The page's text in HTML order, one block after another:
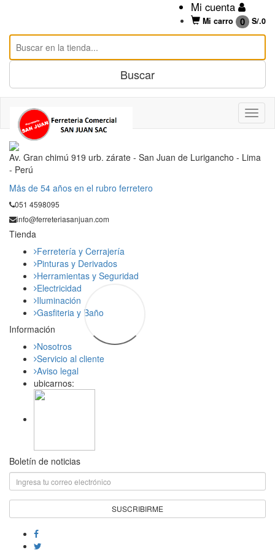
Mi cuenta
Mi carro 0 S/.0
Av. Gran chimú 919 urb. zárate - San Juan de Lurigancho - Lima
- Perú
Mås de 54 años en el rubro ferretero
051 4598095
info@ferreteriasanjuan.com
Tienda
Ferretería y Cerrajería
Pinturas y Derivados
Herramientas y Seguridad
Electricidad
Iluminación
Gasfiteria y Baño
Información
Nosotros
Servicio al cliente
Aviso legal
ubicarnos:
Boletín de noticias